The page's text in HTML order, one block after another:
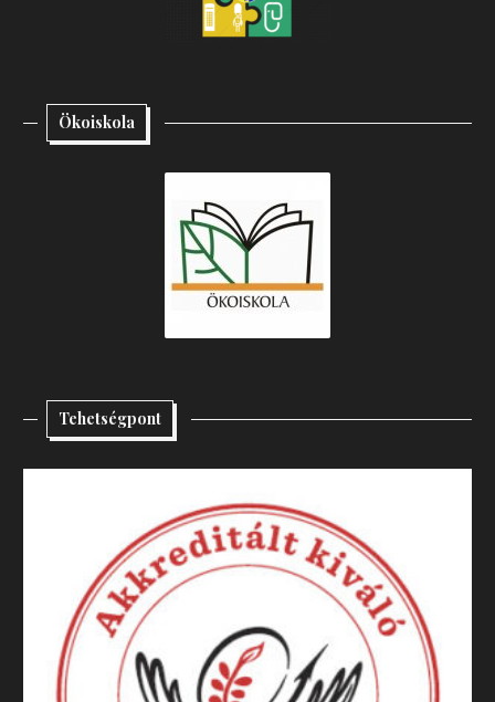
Ökoiskola
Tehetségpont